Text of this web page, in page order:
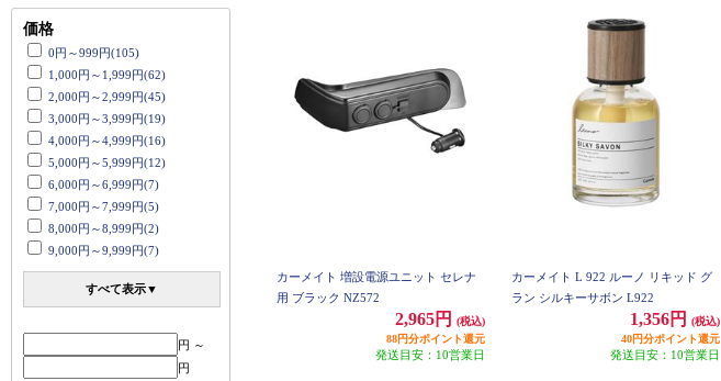
価格
0円～999円(105)
1,000円～1,999円(62)
2,000円～2,999円(45)
3,000円～3,999円(19)
4,000円～4,999円(16)
5,000円～5,999円(12)
6,000円～6,999円(7)
7,000円～7,999円(5)
8,000円～8,999円(2)
9,000円～9,999円(7)
すべて表示▼
円 ～
円
カーメイト 増設電源ユニット セレナ
用 ブラック NZ572
2,965円
(税込)
88円分ポイント還元
発送目安：10営業日
カーメイト L 922 ルーノ リキッド グ
ラン シルキーサボン L922
1,356円
(税込)
40円分ポイント還元
発送目安：10営業日